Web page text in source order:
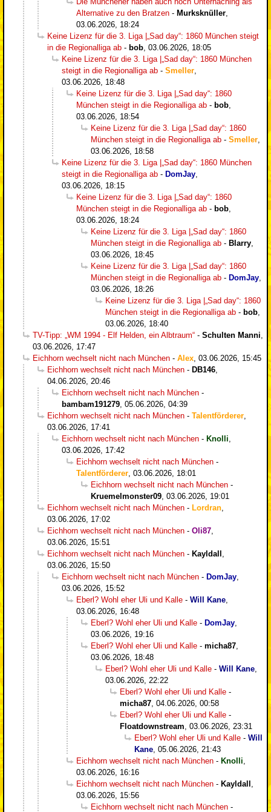
Alternative zu den Bratzen - Murksknüller
03.06.2026, 18:24
Keine Lizenz für die 3. Liga |„Sad day“: 1860 München steigt
in die Regionalliga ab - bob 03.06.2026, 18:05
Keine Lizenz für die 3. Liga |„Sad day“: 1860 München
steigt in die Regionalliga ab - Smeller
03.06.2026, 18:48
Keine Lizenz für die 3. Liga |„Sad day“: 1860
München steigt in die Regionalliga ab - bob
03.06.2026, 18:54
Keine Lizenz für die 3. Liga |„Sad day“: 1860
München steigt in die Regionalliga ab - Smeller
03.06.2026, 18:58
Keine Lizenz für die 3. Liga |„Sad day“: 1860 München
steigt in die Regionalliga ab - DomJay
03.06.2026, 18:15
Keine Lizenz für die 3. Liga |„Sad day“: 1860
München steigt in die Regionalliga ab - bob
03.06.2026, 18:24
Keine Lizenz für die 3. Liga |„Sad day“: 1860
München steigt in die Regionalliga ab - Blarry
03.06.2026, 18:45
Keine Lizenz für die 3. Liga |„Sad day“: 1860
München steigt in die Regionalliga ab - DomJay
03.06.2026, 18:26
Keine Lizenz für die 3. Liga |„Sad day“: 1860
München steigt in die Regionalliga ab - bob
03.06.2026, 18:40
TV-Tipp: „WM 1994 - Elf Helden, ein Albtraum“ - Schulten Manni
03.06.2026, 17:47
Eichhorn wechselt nicht nach München - Alex 03.06.2026, 15:45
Eichhorn wechselt nicht nach München - DB146
04.06.2026, 20:46
Eichhorn wechselt nicht nach München -
bambam191279 05.06.2026, 04:39
Eichhorn wechselt nicht nach München - Talentförderer
03.06.2026, 17:41
Eichhorn wechselt nicht nach München - Knolli
03.06.2026, 17:42
Eichhorn wechselt nicht nach München -
Talentförderer 03.06.2026, 18:01
Eichhorn wechselt nicht nach München -
Kruemelmonster09 03.06.2026, 19:01
Eichhorn wechselt nicht nach München - Lordran
03.06.2026, 17:02
Eichhorn wechselt nicht nach München - Oli87
03.06.2026, 15:51
Eichhorn wechselt nicht nach München - Kayldall
03.06.2026, 15:50
Eichhorn wechselt nicht nach München - DomJay
03.06.2026, 15:52
Eberl? Wohl eher Uli und Kalle - Will Kane
03.06.2026, 16:48
Eberl? Wohl eher Uli und Kalle - DomJay
03.06.2026, 19:16
Eberl? Wohl eher Uli und Kalle - micha87
03.06.2026, 18:48
Eberl? Wohl eher Uli und Kalle - Will Kane
03.06.2026, 22:22
Eberl? Wohl eher Uli und Kalle -
micha87 04.06.2026, 00:58
Eberl? Wohl eher Uli und Kalle -
Floatdownstream 03.06.2026, 23:31
Eberl? Wohl eher Uli und Kalle - Will
Kane 05.06.2026, 21:43
Eichhorn wechselt nicht nach München - Knolli
03.06.2026, 16:16
Eichhorn wechselt nicht nach München - Kayldall
03.06.2026, 15:56
Eichhorn wechselt nicht nach München -